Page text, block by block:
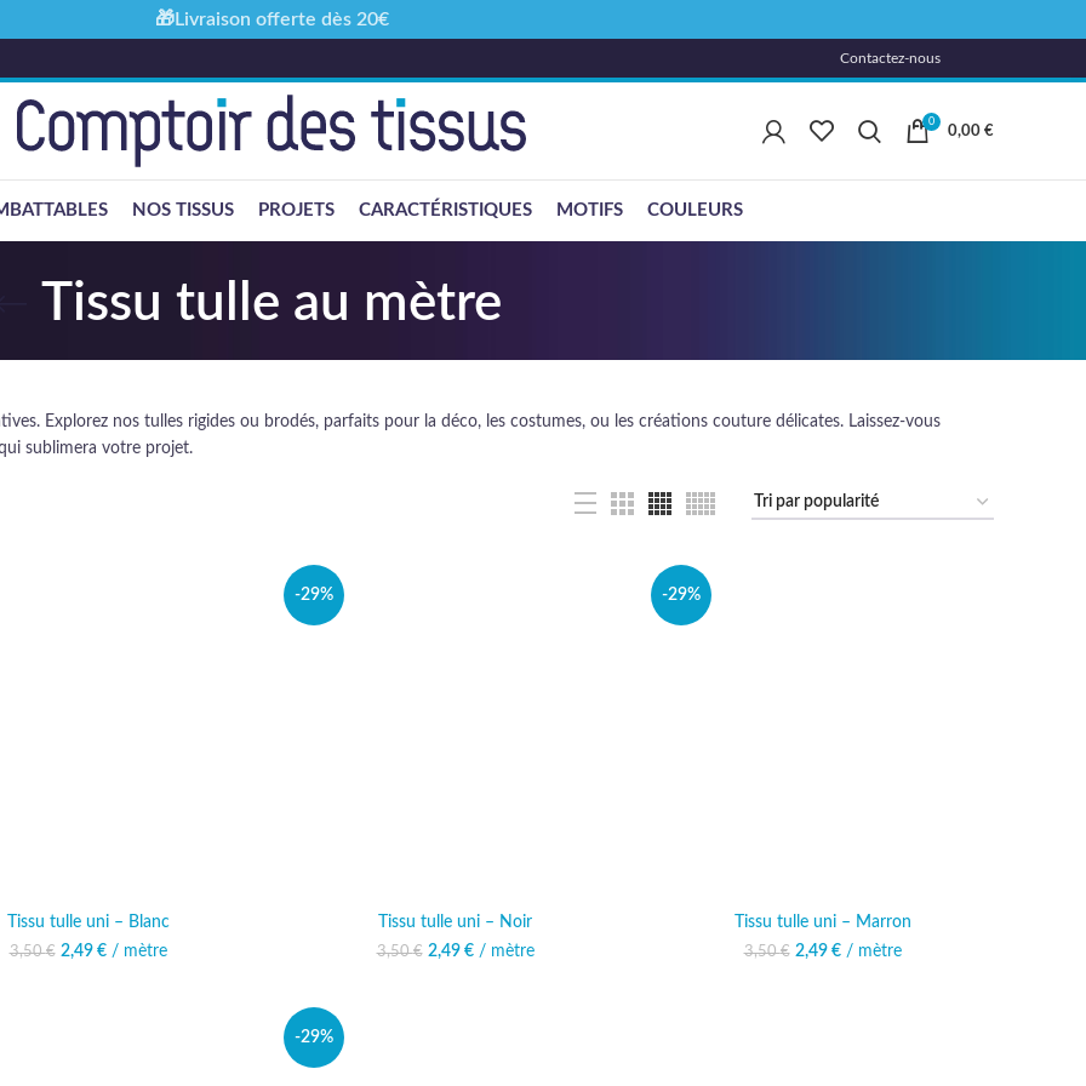
Contactez-nous
0
0,00 €
NOS TISSUS PROJETS CARACTÉRISTIQUES MOTIFS COULEURS
Tissu tulle au mètre
Explorez nos tulles rigides ou brodés, parfaits pour la déco, les costumes, ou les créations couture délicates. Laissez-vous
sublimera votre projet.
Tissu tulle uni – Blanc
3,50€ Le prix initial était : 3,50 €.
2,49 € Le prix actuel est :
/ mètre
-29%
Tissu tulle uni – Noir
3,50€ Le prix initial était : 3,50 €.
2,49 € Le prix actuel est :
/ mètre
-29%
Tissu tulle uni – Marron
3,50€ Le prix initial était : 3,50 €.
2,49 € Le prix actuel est :
/ mètre
-29%
🎁Livraison offerte dès 20€